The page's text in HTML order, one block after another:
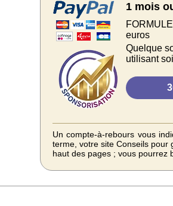
1 mois
euros
Quelque
utilisant
Un compte-à-rebours vous
terme, votre site Conseils pour
haut des pages ; vous pourrez